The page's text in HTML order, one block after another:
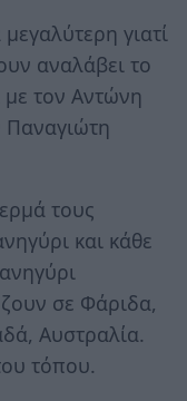
γιατί
αναλάβει το
τον Αντώνη
Παναγιώτη
τους
και κάθε
σε Φάριδα,
Αυστραλία.
τόπου.